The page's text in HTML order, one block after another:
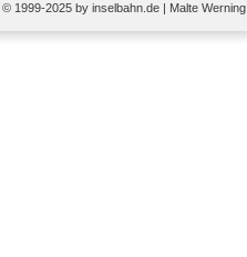
© 1999-2025 by inselbahn.de | Malte Werning